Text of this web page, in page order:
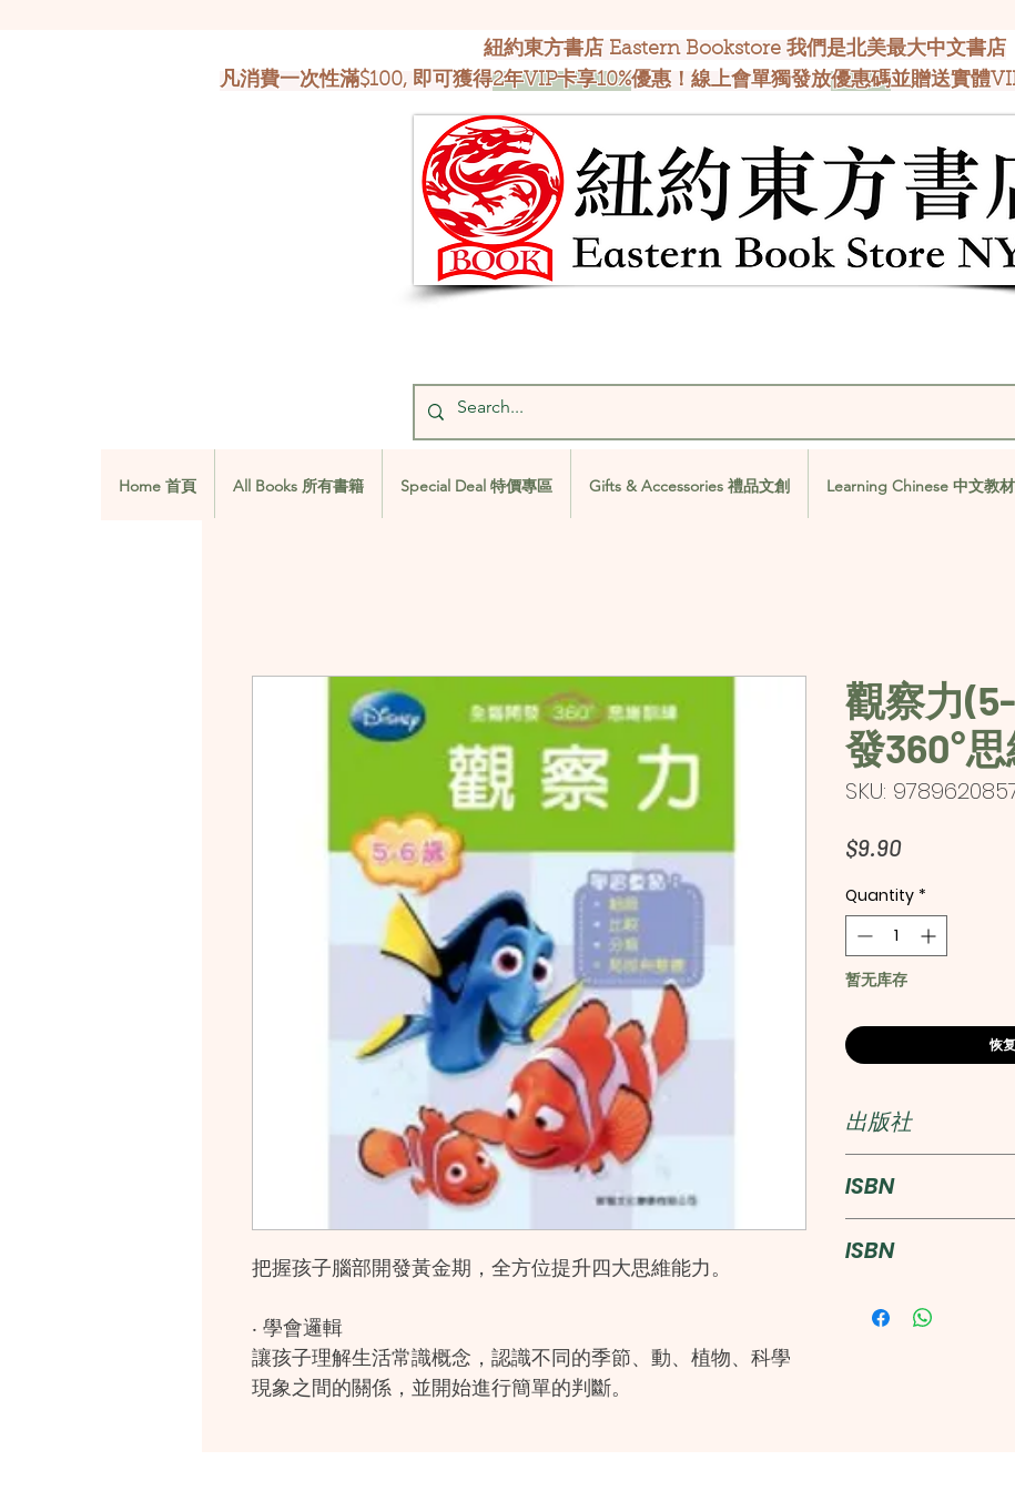
紐約東方書店 Eastern Bookstore 我們是北美最大中文書店
凡消費一次性滿$100, 即可獲得2年VIP卡享10%優惠！線上會單獨發放優惠碼並贈送實體
Home 首頁 All Books 所有書籍 Special Deal 特價專區 Gifts & Accessories 禮品文創 Learning Chinese 中文教材
Home 首頁 All Books 所有書籍 Special Deal 特價專區 Gifts & Accessories 禮品文創 Learning Chinese 中文教材
把握孩子腦部開發黃金期，全方位提升四大思維能力。
‧ 學會邏輯
讓孩子理解生活常識概念，認識不同的季節、動、植物、科學
現象之間的關係，並開始進行簡單的判斷。
觀察力
發360°
SKU:
$9.90Price
Quantity *
暂无库存
恢
出版社
ISBN
ISBN